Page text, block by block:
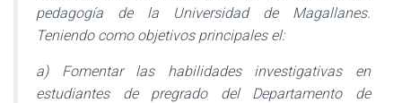
pedagogía de la Universidad de Magallanes.
Teniendo como objetivos principales el:
a) Fomentar las habilidades investigativas en
estudiantes de pregrado del Departamento de